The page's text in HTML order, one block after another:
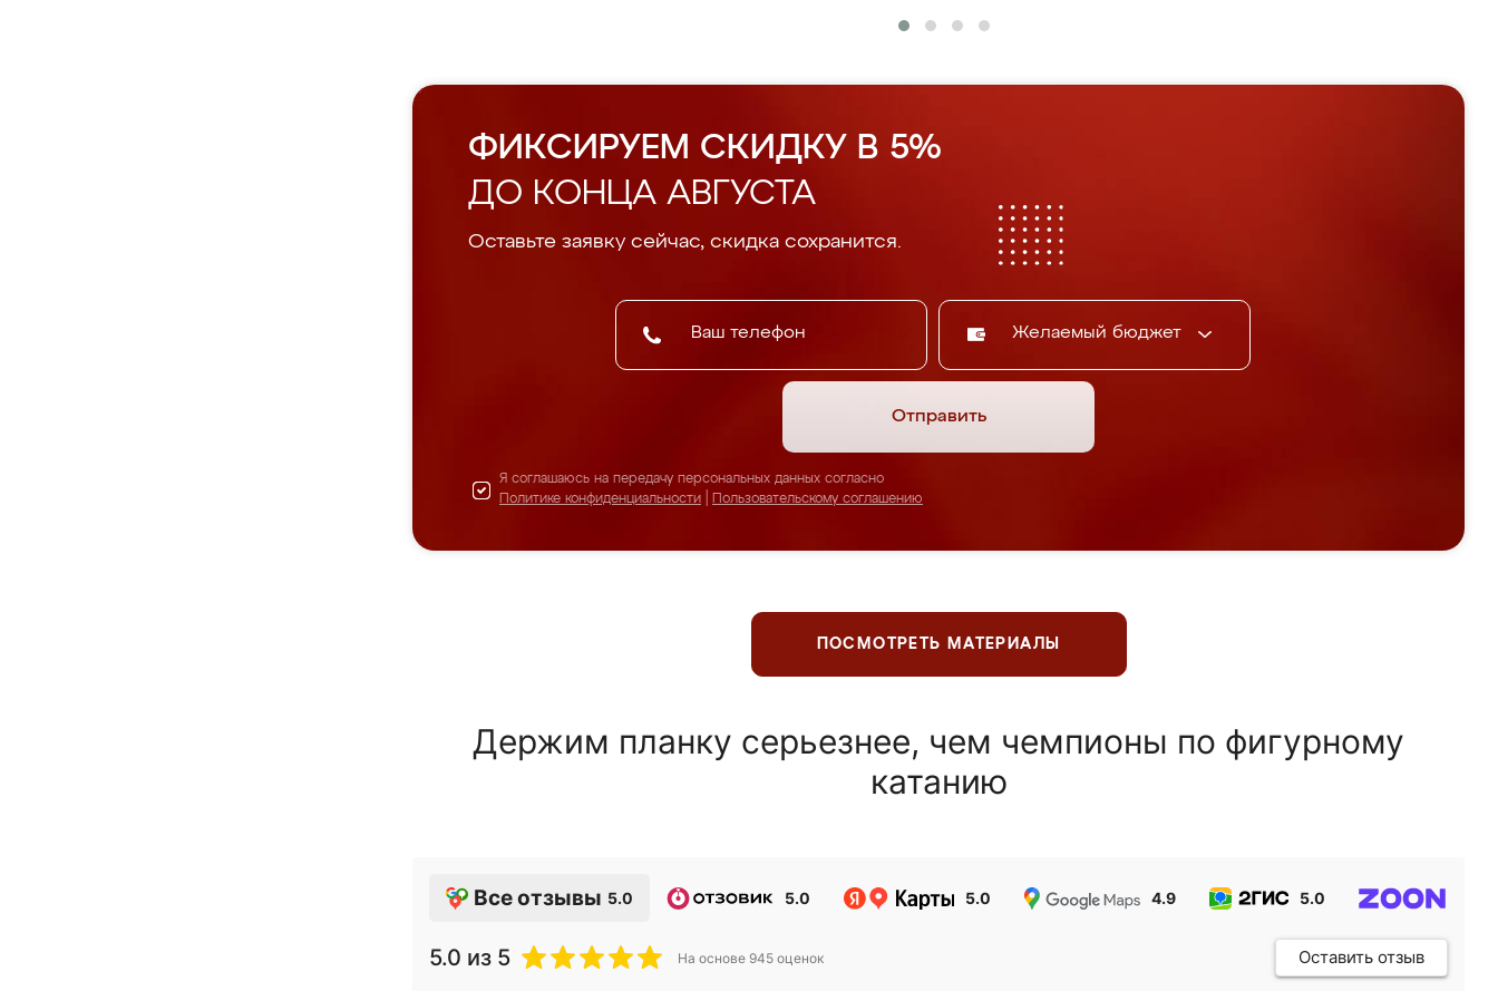
ФИКСИРУЕМ СКИДКУ В 5%
ДО КОНЦА АВГУСТА
Оставьте заявку сейчас, скидка сохранится.
Желаемый бюджет
Отправить
Я соглашаюсь на передачу персональных данных согласно
Политике конфиденциальности
Пользовательскому соглашению
ПОСМОТРЕТЬ МАТЕРИАЛЫ
Держим планку серьезнее, чем чемпионы по фигурному
катанию
Все отзывы 5.0 5.0 5.0 4.9 5.0
5.0 из 5 На основе 945 оценок Оставить отзыв